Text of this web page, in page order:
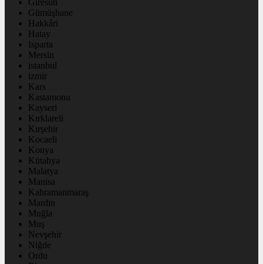
Giresun
Gümüşhane
Hakkâri
Hatay
Isparta
Mersin
istanbul
izmir
Kars
Kastamonu
Kayseri
Kırklareli
Kırşehir
Kocaeli
Konya
Kütahya
Malatya
Manisa
Kahramanmaraş
Mardin
Muğla
Muş
Nevşehir
Niğde
Ordu